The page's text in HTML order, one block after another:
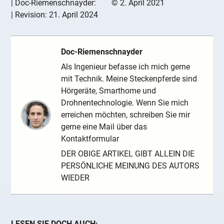
Doc-Riemenschnayder: © 2. April 2021
| Revision:21. April 2024
Doc-Riemenschnayder
Als Ingenieur befasse ich mich gerne
mit Technik. Meine Steckenpferde sind
Hörgeräte, Smarthome und
Drohnentechnologie. Wenn Sie mich
erreichen möchten, schreiben Sie mir
gerne eine Mail über das
Kontaktformular
DER OBIGE ARTIKEL GIBT ALLEIN DIE
PERSÖNLICHE MEINUNG DES AUTORS
WIEDER